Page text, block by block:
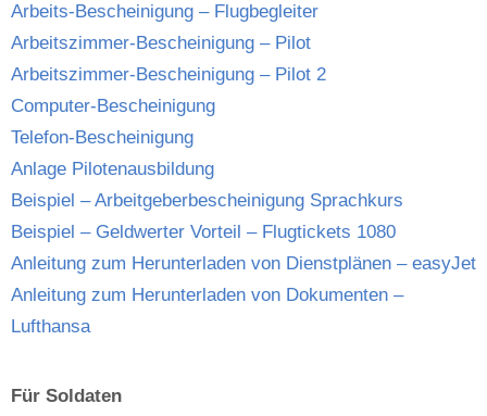
Arbeits-Bescheinigung – Flugbegleiter
Arbeitszimmer-Bescheinigung – Pilot
Arbeitszimmer-Bescheinigung – Pilot 2
Computer-Bescheinigung
Telefon-Bescheinigung
Anlage Pilotenausbildung
Beispiel – Arbeitgeberbescheinigung Sprachkurs
Beispiel – Geldwerter Vorteil – Flugtickets 1080
Anleitung zum Herunterladen von Dienstplänen – easyJet
Anleitung zum Herunterladen von Dokumenten –
Lufthansa
Für Soldaten